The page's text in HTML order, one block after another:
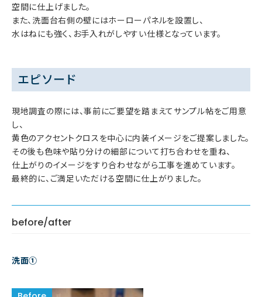
空間に仕上げました。
また、洗面台右側の壁にはホーローパネルを設置し、
水はねにも強く、お手入れがしやすい仕様となっています。
エピソード
現地調査の際には、事前にご要望を踏まえてサンプル帖をご用意
し、
黄色のアクセントクロスを中心に内装イメージをご提案しました。
その後も色味や貼り分けの細部について打ち合わせを重ね、
仕上がりのイメージをすり合わせながら工事を進めています。
最終的に、ご満足いただける空間に仕上がりました。
before/after
洗面①